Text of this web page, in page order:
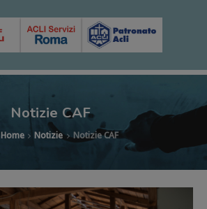
Notizie CAF
Home Notizie Notizie CAF